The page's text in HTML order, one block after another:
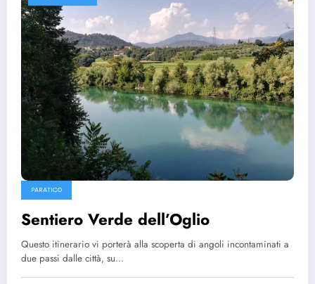
PARATICO
Sentiero Verde dell’Oglio
Questo itinerario vi porterà alla scoperta di angoli incontaminati a
due passi dalle città, su…